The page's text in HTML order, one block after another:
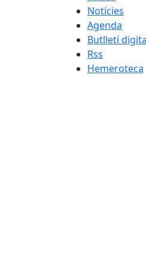
Notícies
Agenda
Butlletí
Rss
Hemeroteca